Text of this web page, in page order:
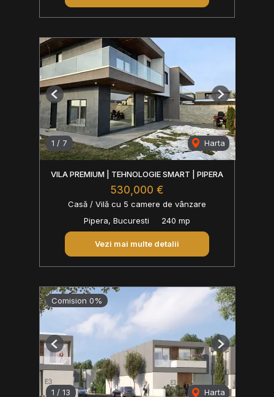
1 / 7 Harta
Previous Next
VILA PREMIUM | TEHNOLOGIE SMART | PIPERA
530,000 €
Casă / Vilă cu 5 camere de vânzare
Pipera, Bucuresti
240 mp
Vezi mai multe detalii
Comision 0%
1 / 13 Harta
Previous Next